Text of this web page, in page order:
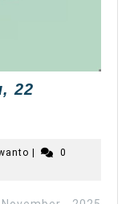
22
Lewi
0